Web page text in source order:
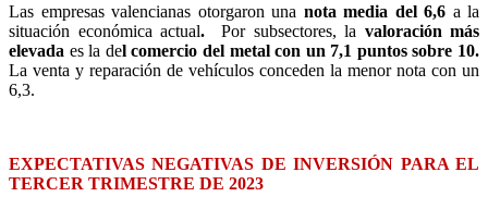
Las empresas valencianas otorgaron una nota media del 6,6 a la
situación económica actual. Por subsectores, la valoración más
elevada es la del comercio del metal con un 7,1 puntos sobre 10.
La venta y reparación de vehículos conceden la menor nota con un
6,3.
EXPECTATIVAS NEGATIVAS DE INVERSIÓN PARA EL
TERCER TRIMESTRE DE 2023